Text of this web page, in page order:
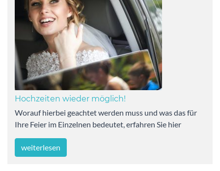
Hochzeiten wieder möglich!
Worauf hierbei geachtet werden muss und was das für
Ihre Feier im Einzelnen bedeutet, erfahren Sie hier
weiterlesen